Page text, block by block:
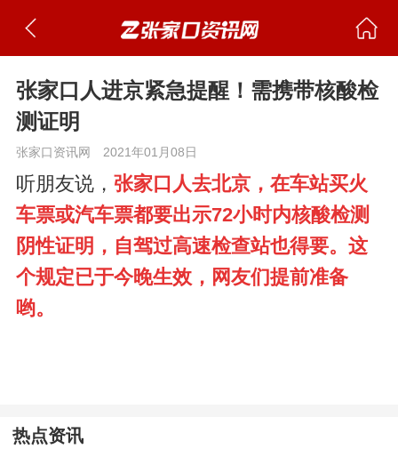
张家口人进京紧急提醒！需携带核酸检
测证明
张家口资讯网 2021年01月08日
听朋友说， 张家口人去北京，在车站买火
车票或汽车票都要出示72小时内核酸检测
阴性证明，自驾过高速检查站也得要。这
个规定已于今晚生效，网友们提前准备
哟。
热点资讯